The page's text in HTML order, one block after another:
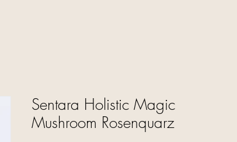
Sentara Holistic Magic
Mushroom Rosenquarz